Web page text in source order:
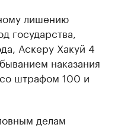
лишению
государства,
Аскеру Хакуй 4
наказания
штрафом 100 и
делам